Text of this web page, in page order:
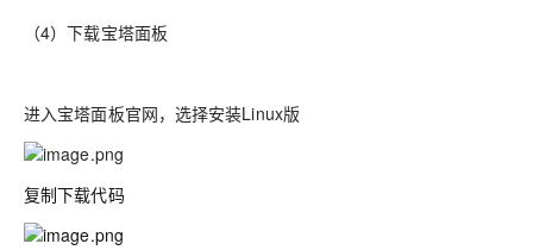
（4）下载宝塔面板
进入宝塔面板官网，选择安装Linux版
复制下载代码